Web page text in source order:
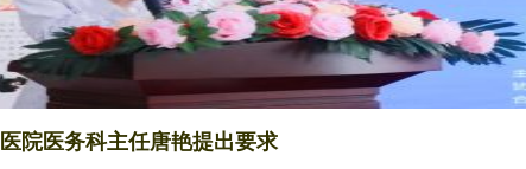
院医务科主任唐艳提出要求